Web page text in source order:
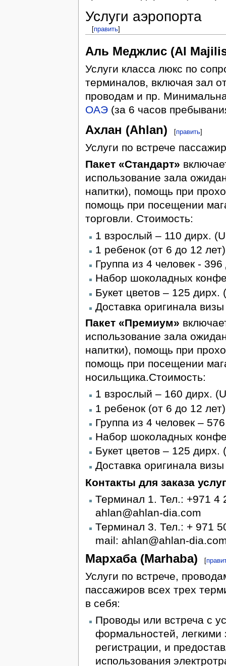
Услуги аэропорта
[править]
Аль Меджлис (Al
Услуги класса люкс по
терминалов, включая зал
проводам и пр.
ОАЭ(за 6 часов
Ахлан (Ahlan) [править]
Услуги по встрече
Пакет «Стандарт»
использование зала
напитки), помощь при
помощь при посещении
торговли. Стоимость:
1 взрослый – 110 дирх.
1 ребенок (от 6 до 12
Группа из 4 человек -
Набор шоколадных
Букет цветов – 125 дирх.
Доставка оригинала
Пакет «Премиум»
использование зала
напитки), помощь при
помощь при посещении
носильщика.Стоимость:
1 взрослый – 160 дирх.
1 ребенок (от 6 до 12
Группа из 4 человек –
Набор шоколадных
Букет цветов – 125 дирх.
Доставка оригинала
Контакты для заказа
Терминал 1. Тел.: +971 4
ahlan@ahlan-dia.com
Терминал 3. Тел.: + 971
mail: ahlan@ahlan-
Мархаба (Marhaba) [
Услуги по встрече,
пассажиров всех трех
в себя:
Проводы или встреча с
формальностей, легкими
регистрации, и
использования